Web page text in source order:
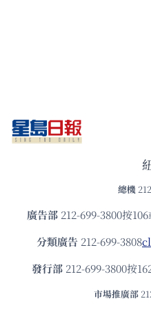
總機
廣告部212-699-3800按106
分類廣告 212-699-3808
發⾏部 212-699-3800按
市場推廣部